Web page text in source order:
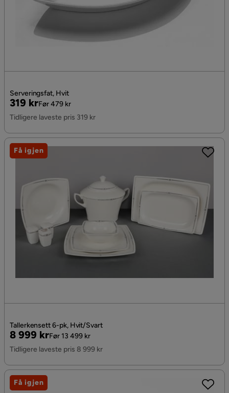
Serveringsfat, Hvit
Pris
319 kr
Original
Pris
Før 479 kr
Tidligere laveste pris 319 kr
Tallerkensett 6-pk, Hvit/Svart
Pris
8 999 kr
Original
Pris
Før 13 499 kr
Tidligere laveste pris 8 999 kr
Få igjen
Få igjen